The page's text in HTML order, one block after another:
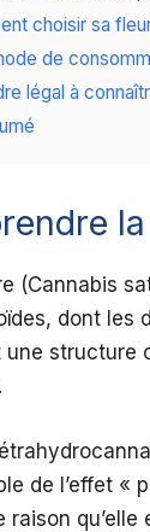
choisir sa
de
légal à
(Cannabis
dont les
structure
de l’effet «
raison qu’elle